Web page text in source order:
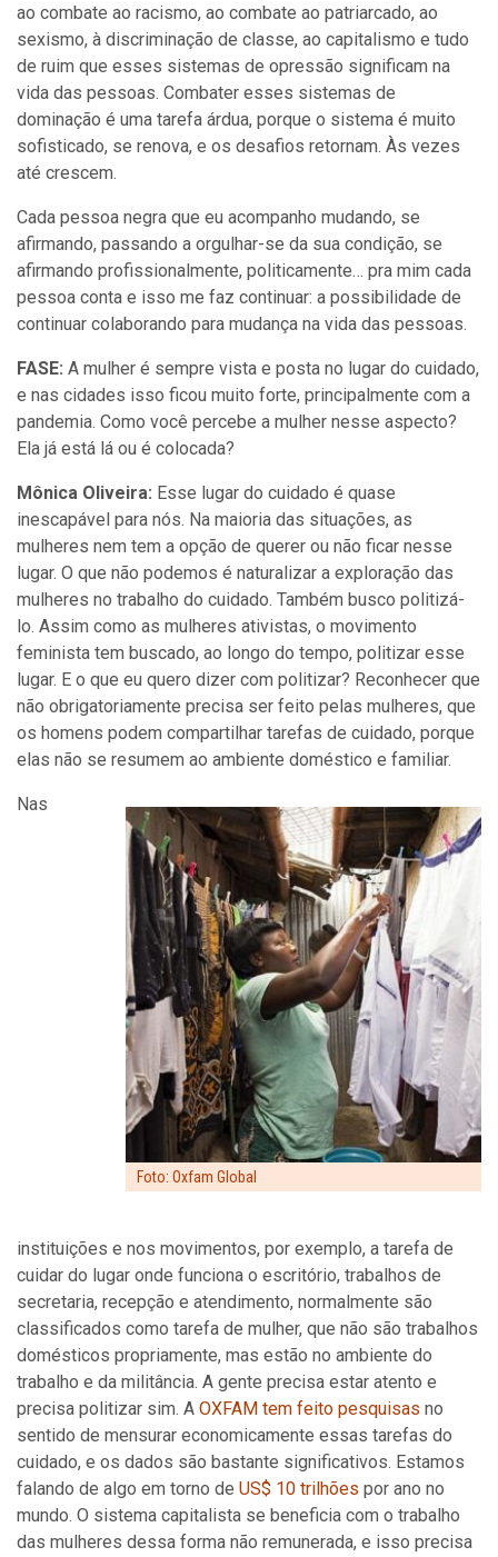
ao combate ao racismo, ao combate ao patriarcado, ao
sexismo, à discriminação de classe, ao capitalismo e tudo
de ruim que esses sistemas de opressão significam na
vida das pessoas. Combater esses sistemas de
dominação é uma tarefa árdua, porque o sistema é muito
sofisticado, se renova, e os desafios retornam. Às vezes
até crescem.
Cada pessoa negra que eu acompanho mudando, se
afirmando, passando a orgulhar-se da sua condição, se
afirmando profissionalmente, politicamente… pra mim cada
pessoa conta e isso me faz continuar: a possibilidade de
continuar colaborando para mudança na vida das pessoas.
FASE: A mulher é sempre vista e posta no lugar do cuidado,
e nas cidades isso ficou muito forte, principalmente com a
pandemia. Como você percebe a mulher nesse aspecto?
Ela já está lá ou é colocada?
Mônica Oliveira: Esse lugar do cuidado é quase
inescapável para nós. Na maioria das situações, as
mulheres nem tem a opção de querer ou não ficar nesse
lugar. O que não podemos é naturalizar a exploração das
mulheres no trabalho do cuidado. Também busco politizá-
lo. Assim como as mulheres ativistas, o movimento
feminista tem buscado, ao longo do tempo, politizar esse
lugar. E o que eu quero dizer com politizar? Reconhecer que
não obrigatoriamente precisa ser feito pelas mulheres, que
os homens podem compartilhar tarefas de cuidado, porque
elas não se resumem ao ambiente doméstico e familiar.
Foto: Oxfam Global
Nas
instituições e nos movimentos, por exemplo, a tarefa de
cuidar do lugar onde funciona o escritório, trabalhos de
secretaria, recepção e atendimento, normalmente são
classificados como tarefa de mulher, que não são trabalhos
domésticos propriamente, mas estão no ambiente do
trabalho e da militância. A gente precisa estar atento e
precisa politizar sim. A OXFAM tem feito pesquisas no
sentido de mensurar economicamente essas tarefas do
cuidado, e os dados são bastante significativos. Estamos
falando de algo em torno de US$ 10 trilhões por ano no
mundo. O sistema capitalista se beneficia com o trabalho
das mulheres dessa forma não remunerada, e isso precisa